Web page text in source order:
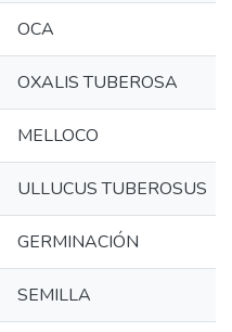
OCA
OXALIS TUBEROSA
MELLOCO
ULLUCUS TUBEROSUS
GERMINACIÓN
SEMILLA